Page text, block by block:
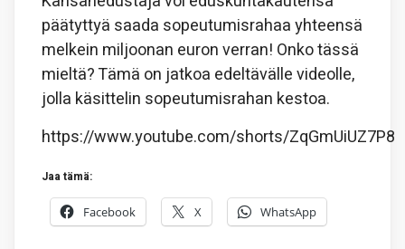
päätyttyä saada sopeutumisrahaa yhteensä
melkein miljoonan euron verran! Onko tässä
mieltä? Tämä on jatkoa edeltävälle videolle,
jolla käsittelin sopeutumisrahan kestoa.
https://www.youtube.com/shorts/ZqGmUiUZ7P8
Jaa tämä:
Facebook X WhatsApp